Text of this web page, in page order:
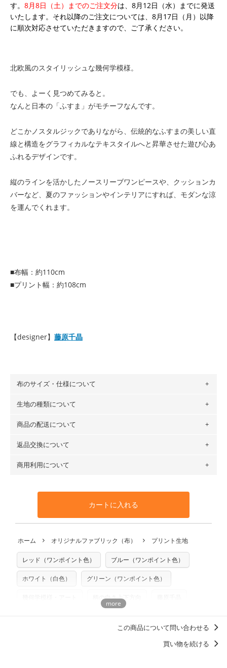
す。 8月8日（土）までのご注文分は、8月12日（水）までに発送
いたします。それ以降のご注文については、8月17日（月）以降
に順次対応させていただきますので、ご了承ください。
北欧風のスタイリッシュな幾何学模様。
でも、よーく見つめてみると。
なんと日本の「ふすま」がモチーフなんです。
どこかノスタルジックでありながら、伝統的なふすまの美しい直
線と構造をグラフィカルなテキスタイルへと昇華させた遊び心あ
ふれるデザインです。
縦のラインを活かしたノースリーブワンピースや、クッションカ
バーなど、夏のファッションやインテリアにすれば、モダンな涼
を運んでくれます。
■布幅：約110cm
■プリント幅：約108cm
【designer】 藤原千晶
布のサイズ・仕様について
布の長さは50cm単位での販売になります。
場合 → 購入数量「7」
※カットを希望の方は備考欄に「50cmずつカット希望」など
ご記載ください（50cm単位でのカットのみ）
プリント布の仕様について もっと詳しく見る
生地の種類について
・現在、すべてのデザインのプリントに使用している生地は
ットン（ダブルガーゼ）・100％コットン（ローン）・コッ
トンリネン（ビエラ織）・100％コットン（ツイル）・
100％コットン（キャンバス・11号帆布）です。
生地見本サンプル（無料）を購入する
商品の配送について
・ネコポスでの配送は、布は2mまで型紙は2個までとなりま
も送料の表示が600円となり宅急便での配送となります。
となります。
※万が一、検品時に不備が見つかった場合は、4～5営業日後
※土日祝は営業日に含まれません。
※配送日のご指定は承れません。出来上がり次第、順次発送
返品交換について
・布はご注文後に注文数量のみをプリントするため、
購入後
や用尺をお間違えのないようお願いします。思っていた色味
と違う、などの理由での返品は承れません。予めご了承くだ
商用利用について
利用いただけます。「nunocoto fabric使用」といった記載
も不要です。（製品化した際に起こる全ての問題、クレーム
いませんのでご了承ください）
※有料型紙（ホームソーイング型紙シリーズ）および柄がえ
らべるキットに付属された型紙は商用利用できませんのでご
注意ください。型紙自体の転用・販売および型紙を使用して
商用利用についての詳細はこちら
カートに入れる
ホーム オリジナルファブリック（布） プリント生地
レッド（ワンポイント色） ブルー（ワンポイント色）
ホワイト（白色） グリーン（ワンポイント色）
柄の向き上下方向
この商品について問い合わせる
買い物を続ける